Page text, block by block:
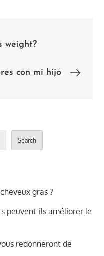
weight?
con mi hijo
Search
gras ?
peuvent-ils améliorer le
redonneront de